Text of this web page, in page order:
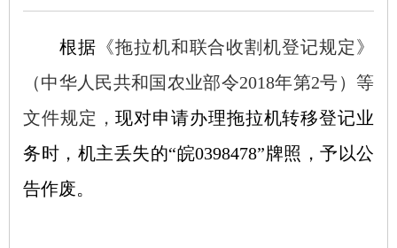
根据 《拖拉机和联合收割机登记规定》
（中华人民共和国农业部令2018年第2号）等
文件规定 ，现对申请办理拖拉机转移登记业
务时，机主丢失的“皖0398478”牌照，予以公
告作废。